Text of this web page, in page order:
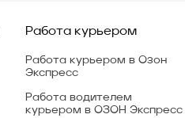
Работа курьером
Работа курьером в Озон
Экспресс
Работа водителем
курьером в ОЗОН Экспресс